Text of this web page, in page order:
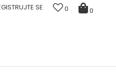
0
0
SE